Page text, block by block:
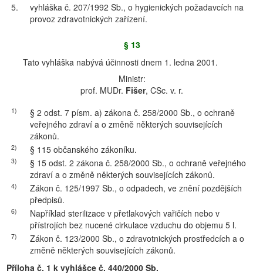
5.
vyhláška č. 207/1992 Sb., o hygienických požadavcích na
provoz zdravotnických zařízení.
§ 13
Tato vyhláška nabývá účinnosti dnem 1. ledna 2001.
Ministr:
prof. MUDr. Fišer, CSc. v. r.
1)
§ 2 odst. 7 písm. a) zákona č. 258/2000 Sb., o ochraně
veřejného zdraví a o změně některých souvisejících
zákonů.
2) § 115 občanského zákoníku.
3)
§ 15 odst. 2 zákona č. 258/2000 Sb., o ochraně veřejného
zdraví a o změně některých souvisejících zákonů.
4)
Zákon č. 125/1997 Sb., o odpadech, ve znění pozdějších
předpisů.
6)
Například sterilizace v přetlakových vařičích nebo v
přístrojích bez nucené cirkulace vzduchu do objemu 5 l.
7)
Zákon č. 123/2000 Sb., o zdravotnických prostředcích a o
změně některých souvisejících zákonů.
Příloha č. 1 k vyhlášce č. 440/2000 Sb.